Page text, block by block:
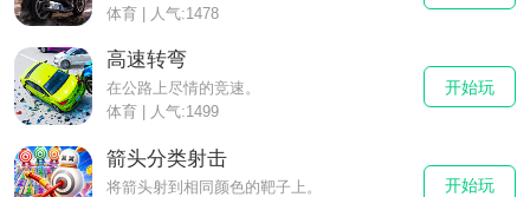
体育 | 人气:1478
高速转弯
在公路上尽情的竞速。
体育 | 人气:1499
开始玩
箭头分类射击
将箭头射到相同颜色的靶子上。
开始玩